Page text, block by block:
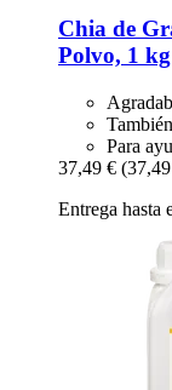
Chia de
Polvo, 1 kg
Para
37,49 €
Entrega hasta